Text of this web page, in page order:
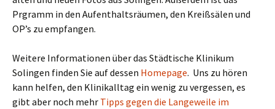
Prgramm in den Aufenthaltsräumen, den Kreißsälen und
OP’s zu empfangen.
Weitere Informationen über das Städtische Klinikum
Solingen finden Sie auf dessen Homepage. Uns zu hören
kann helfen, den Klinikalltag ein wenig zu vergessen, es
gibt aber noch mehr Tipps gegen die Langeweile im